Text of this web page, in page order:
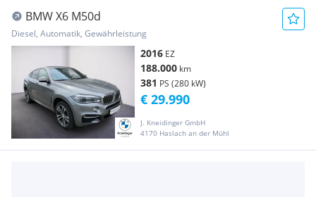
BMW X6 M50d
Diesel, Automatik, Gewährleistung
2016 EZ
188.000 km
381 PS (280 kW)
J. Kneidinger GmbH
4170 Haslach an der Mühl
€ 29.990